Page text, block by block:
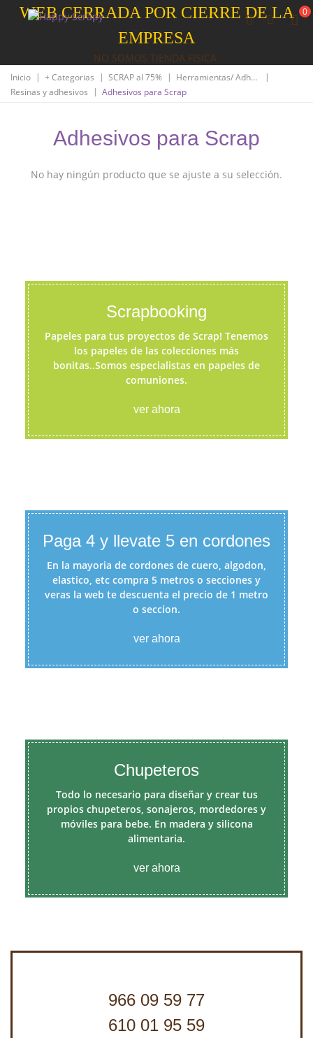
WEB CERRADA POR CIERRE DE LA
EMPRESA
NO SOMOS TIENDA FISICA
0
Inicio | + Categorias | SCRAP al 75% | Herramientas/ Adhesivos/Resinas
|
Resinas y adhesivos
| Adhesivos para Scrap
Adhesivos para Scrap
No hay ningún producto que se ajuste a su selección.
Scrapbooking
Papeles para tus proyectos de Scrap! Tenemos
los papeles de las colecciones más
bonitas..Somos especialistas en papeles de
comuniones.
ver ahora
Paga 4 y llevate 5 en cordones
En la mayoria de cordones de cuero, algodon,
elastico, etc compra 5 metros o secciones y
veras la web te descuenta el precio de 1 metro
o seccion.
ver ahora
Chupeteros
Todo lo necesario para diseñar y crear tus
propios chupeteros, sonajeros, mordedores y
móviles para bebe. En madera y silicona
alimentaria.
ver ahora
966 09 59 77
610 01 95 59